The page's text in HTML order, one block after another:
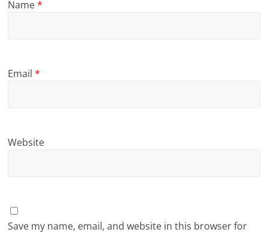
Name*
Email*
Website
Save my name, email, and website in this browser for